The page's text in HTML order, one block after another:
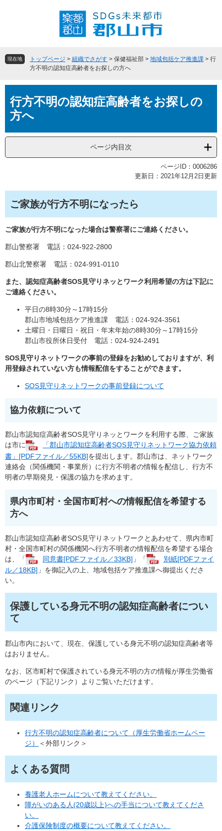
頭
飛現在地 トップページ > 組織でさがす > 保健福祉部 > 地域包括ケア推進課 > 行
方不明の認知症高齢者をお探しの方へ
文行方不明の認知症高齢者をお探しの
方へ
ページ内目次
ページID：0006286
更新日：2021年12月2日更新
ご家族が行方不明になったら
ご家族が行方不明になった場合は警察署にご連絡ください。
郡山警察署 電話：024-922-2800
郡山北警察署 電話：024-991-0110
また、認知症高齢者SOS見守りネッとワーク利用希望の方は下記に
ご連絡ください。
平日の8時30分～17時15分
郡山市地域包括ケア推進課 電話：024-924-3561
土曜日・日曜日・祝日・年末年始の8時30分～17時15分
郡山市役所休日受付 電話：024-924-2491
SOS見守りネットワークの事前の登録をお勧めしておりますが、利
用登録されていない方も情報配信をすることができます。
SOS見守りネットワークの事前登録について
協力依頼について
郡山市認知症高齢者SOS見守りネッとワークを利用する際、ご家族
は市に
「郡山市認知症高齢者SOS見守りネットワーク協力依頼
書」[PDFファイル／55KB]を提出します。郡山市は、ネットワーク
連絡会（関係機関・事業所）に行方不明者の情報を配信し、行方不
明者の早期発見・保護の協力を求めます。
県内市町村・全国市町村への情報配信を希望する
方へ
郡山市認知症高齢者SOS見守りネットワークとあわせて、県内市町
村・全国市町村の関係機関へ行方不明者の情報配信を希望する場合
は、「
同意書[PDFファイル／33KB] 」「
別紙[PDFファイ
ル／18KB] 」を御記入の上、地域包括ケア推進課へ御提出くださ
い。
保護している身元不明の認知症高齢者につい
て
郡山市内において、現在、保護している身元不明の認知症高齢者等
はおりません。
なお、区市町村で保護されている身元不明の方の情報が厚生労働省
のページ（下記リンク）よりご覧いただけます。
関連リンク
行方不明の認知症高齢者について（厚生労働省ホームペー
ジ）
＜外部リンク＞
よくある質問
養護老人ホームについて教えてください。
障がいのある人(20歳以上)への手当について教えてくださ
い。
介護保険制度の概要について教えてください。